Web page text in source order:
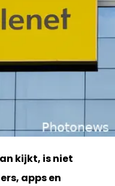
kijkt, is niet
apps en